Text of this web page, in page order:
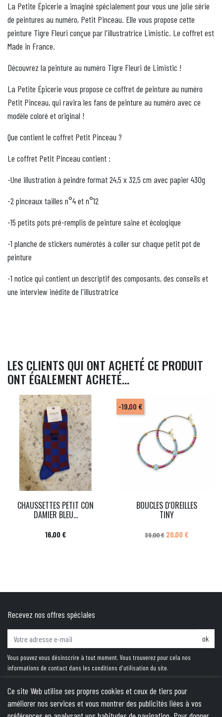
La Petite Épicerie a imaginé spécialement pour vous une jolie série
de peintures au numéro, Petit Pinceau. Elle vous propose cette
peinture Tigre Fleuri conçue par l'illustratrice Limistic. Le coffret est
Made in France.
Découvrez la peinture au numéro Tigre Fleuri de Limistic !
La Petite Épicerie vous propose ce coffret de peinture au numéro
Petit Pinceau, qui ravira les fans de peinture au numéro avec ce
modèle coloré et original !
Que contient le coffret Petit Pinceau ?
Le coffret Petit Pinceau contient :
-Une illustration à peindre format 24,5 x 32,5 cm avec papier 430g
-2 pinceaux tailles n°4 et n°12
-15 petits pots pré-remplis de peinture saine et écologique
-1 planche de stickers numérotés à coller sur chaque petit pot de
peinture
-1 notice qui contient un descriptif des composants, des conseils et
une interview inédite de l'illustratrice
LES CLIENTS QUI ONT ACHETÉ CE PRODUIT
ONT ÉGALEMENT ACHETÉ...
CHAUSSETTES PETIT CON
DAMIER BLEU...
Prix
16,00 €
BOUCLES D'OREILLES
TINY
Prix de base
39,00 € Prix
20,00 €
-19,00 €
Recevez nos offres spéciales
ok
Vous pouvez vous désinscrire à tout moment. Vous trouverez pour cela nos
informations de contact dans les conditions d'utilisation du site.
PRODUITS
Ce site Web utilise ses propres cookies et ceux de tiers pour
améliorer nos services et vous montrer des publicités liées à vos